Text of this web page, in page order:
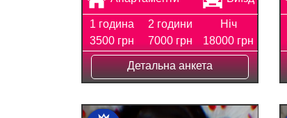
1 година
3500 грн
2 години
7000 грн
Ніч
18000 грн
Детальна анкета